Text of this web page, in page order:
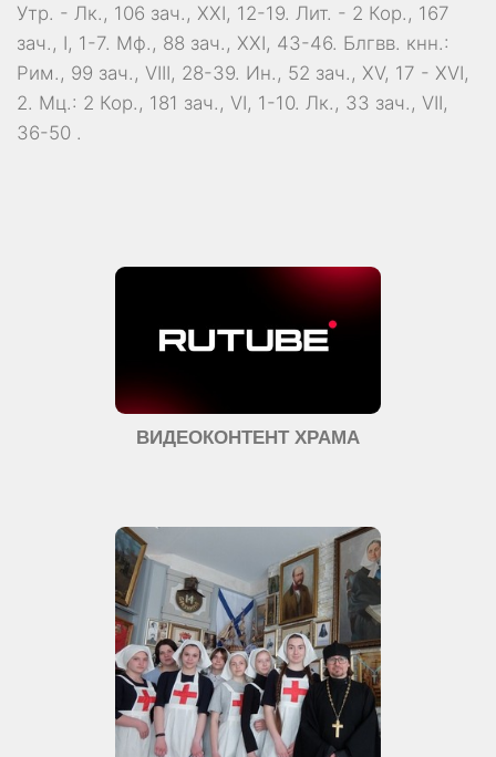
Утр. - Лк., 106 зач., XXI, 12-19. Лит. - 2 Кор., 167
зач., I, 1-7. Мф., 88 зач., XXI, 43-46. Блгвв. кнн.:
Рим., 99 зач., VIII, 28-39. Ин., 52 зач., XV, 17 - XVI,
2. Мц.: 2 Кор., 181 зач., VI, 1-10. Лк., 33 зач., VII,
36-50 .
ВИДЕОКОНТЕНТ ХРАМА